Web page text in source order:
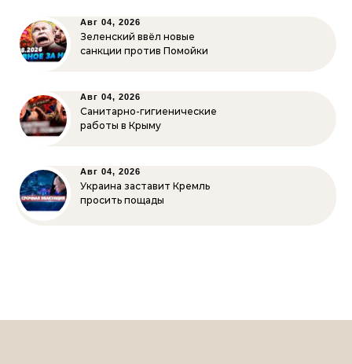
Авг 04, 2026
Зеленский ввёл новые
санкции против Помойки
Авг 04, 2026
Санитарно-гигиенические
работы в Крыму
Авг 04, 2026
Украина заставит Кремль
просить пощады